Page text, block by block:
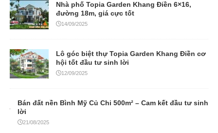
Nhà phố Topia Garden Khang Điền 6×16,
đường 18m, giá cực tốt
14/09/2025
Lô góc biệt thự Topia Garden Khang Điền cơ
hội tốt đầu tư sinh lời
12/09/2025
Bán đất nền Bình Mỹ Củ Chi 500m² – Cam kết đầu tư sinh
lời
21/08/2025